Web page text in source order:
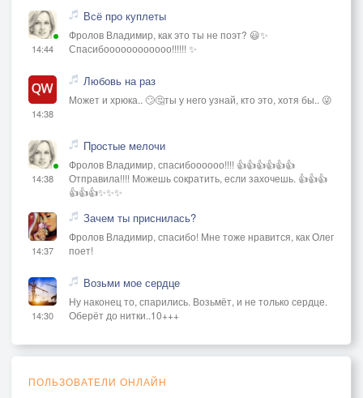
14:44
Всё про куплеты
Фролов Владимир, как это ты не поэт? 😃✨
Спасибоооооооооооо!!!!!! ✨
14:38
Любовь на раз
Может и хрюка.. 🙄🤔ты у него узнай, кто это, хотя бы.. 😜
14:38
Простые мелочи
Фролов Владимир, спасибоооооо!!!! 👍👍👍👍👍👍
Отправила!!!! Можешь сократить, если захочешь. 👍👍👍
👍👍👍✨✨✨
14:37
Зачем ты приснилась?
Фролов Владимир, спасибо! Мне тоже нравится, как Олег
поет!
14:30
Возьми мое сердце
Ну наконец то, спарились. Возьмёт, и не только сердце.
Оберёт до нитки..10+++
ПОЛЬЗОВАТЕЛИ ОНЛАЙН